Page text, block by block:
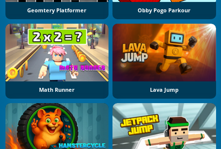
Geomtery Platformer Obby Pogo Parkour
Math Runner Lava Jump